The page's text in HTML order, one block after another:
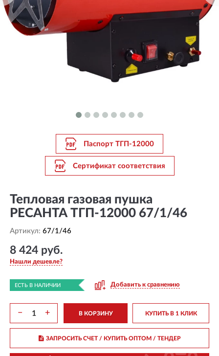
Паспорт ТГП-12000
Сертификат соответствия
Тепловая газовая пушка
РЕСАНТА ТГП-12000 67/1/46
Артикул: 67/1/46
8 424 руб.
Нашли дешевле?
ЕСТЬ В НАЛИЧИИ Добавить к сравнению
− + В КОРЗИНУ КУПИТЬ В 1 КЛИК
ЗАПРОСИТЬ СЧЕТ / КУПИТЬ ОПТОМ/ ТЕНДЕР